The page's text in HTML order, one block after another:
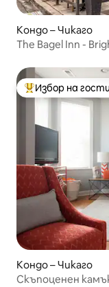
Кондо – Чикаго
The Bagel Inn -
Най-популярен
Избор на
Кондо – Чикаго
Скъпоценен